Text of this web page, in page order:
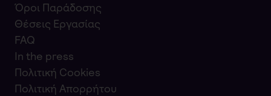
Όροι Παράδοσης
Θέσεις Εργασίας
FAQ
In the press
Πολιτική Cookies
Πολιτική Απορρήτου